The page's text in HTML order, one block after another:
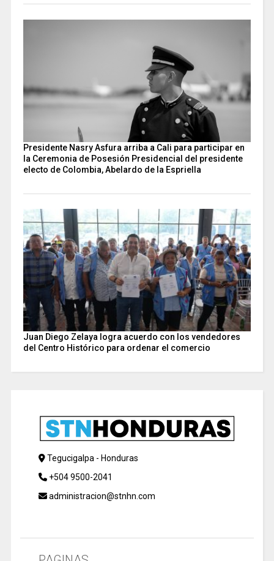
Presidente Nasry Asfura arriba a Cali para participar en
la Ceremonia de Posesión Presidencial del presidente
electo de Colombia, Abelardo de la Espriella
Juan Diego Zelaya logra acuerdo con los vendedores
del Centro Histórico para ordenar el comercio
Tegucigalpa - Honduras
+504 9500-2041
administracion@stnhn.com